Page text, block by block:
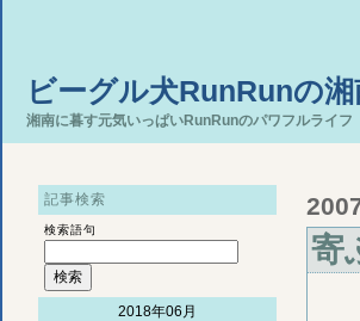
ビーグル犬RunRunの
湘南に暮す元気いっぱいRunRunのパワフルライフ
記事検索
検索語句
2018年06月
寄